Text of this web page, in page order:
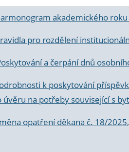
akademického
pro rozdělení
a čerpání dnů
k poskytování
úvěru na potřeby související s
opatření děkana č. 18/